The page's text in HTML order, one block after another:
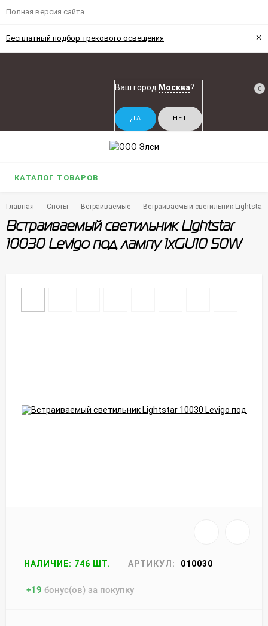
Полная версия сайта
Бесплатный подбор трекового освещения ×
Ваш город Москва? 0
КАТАЛОГ ТОВАРОВ
Главная Споты Встраиваемые Встраиваемый светильник
Встраиваемый светильник Lightstar
10030 Levigo под лампу 1xGU10 50W
НАЛИЧИЕ: 746 ШТ. АРТИКУЛ: 010030
+19 бонус(ов) за покупку